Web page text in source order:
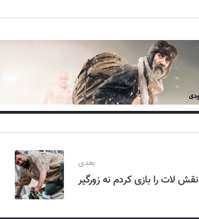
بعدی
نقش لات را بازی کردم نه زورگیر